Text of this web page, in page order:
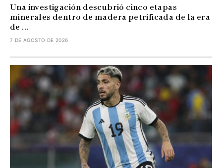
Una investigación descubrió cinco etapas
minerales dentro de madera petrificada de la era
de ...
7 DE AGOSTO DE 2026